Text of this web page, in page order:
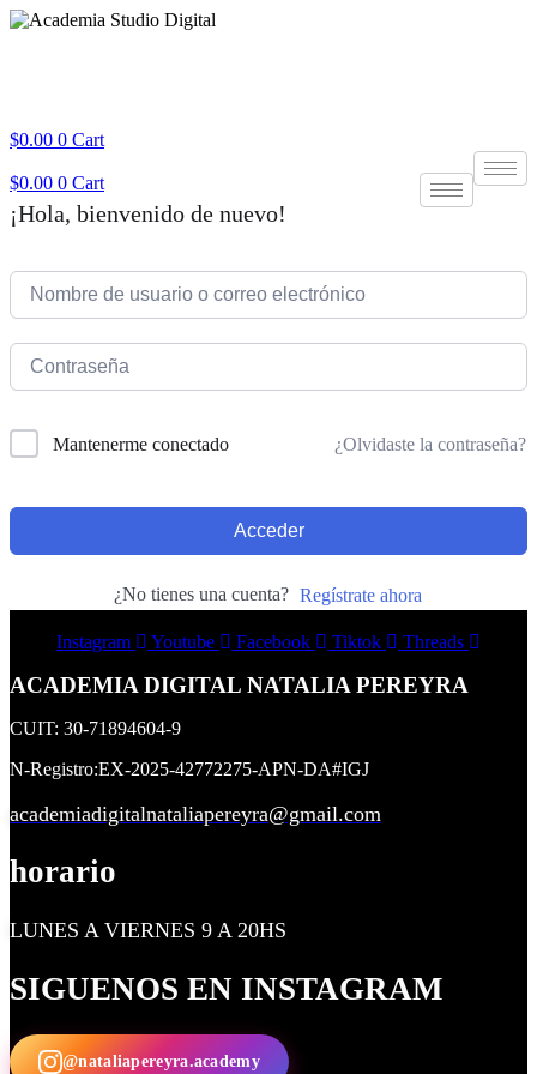
$0.00 0 Cart
$0.00 0 Cart
¡Hola, bienvenido de nuevo!
Mantenerme conectado ¿Olvidaste la contraseña?
Acceder
¿No tienes una cuenta? Regístrate ahora
Instagram Youtube Facebook Tiktok Threads
ACADEMIA DIGITAL NATALIA PEREYRA
CUIT: 30-71894604-9
N-Registro:EX-2025-42772275-APN-DA#IGJ
academiadigitalnataliapereyra@gmail.com
horario
LUNES A VIERNES 9 A 20HS
SIGUENOS EN INSTAGRAM
@nataliapereyra.academy